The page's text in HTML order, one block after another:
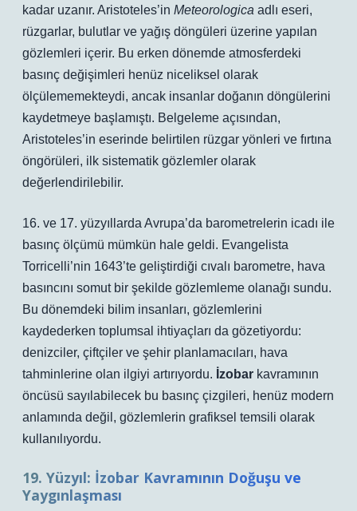
kadar uzanır. Aristoteles’in Meteorologica adlı eseri,
rüzgarlar, bulutlar ve yağış döngüleri üzerine yapılan
gözlemleri içerir. Bu erken dönemde atmosferdeki
basınç değişimleri henüz niceliksel olarak
ölçülememekteydi, ancak insanlar doğanın döngülerini
kaydetmeye başlamıştı. Belgeleme açısından,
Aristoteles’in eserinde belirtilen rüzgar yönleri ve fırtına
öngörüleri, ilk sistematik gözlemler olarak
değerlendirilebilir.
16. ve 17. yüzyıllarda Avrupa’da barometrelerin icadı ile
basınç ölçümü mümkün hale geldi. Evangelista
Torricelli’nin 1643’te geliştirdiği cıvalı barometre, hava
basıncını somut bir şekilde gözlemleme olanağı sundu.
Bu dönemdeki bilim insanları, gözlemlerini
kaydederken toplumsal ihtiyaçları da gözetiyordu:
denizciler, çiftçiler ve şehir planlamacıları, hava
tahminlerine olan ilgiyi artırıyordu. İzobar kavramının
öncüsü sayılabilecek bu basınç çizgileri, henüz modern
anlamında değil, gözlemlerin grafiksel temsili olarak
kullanılıyordu.
19. Yüzyıl: İzobar Kavramının Doğuşu ve
Yaygınlaşması